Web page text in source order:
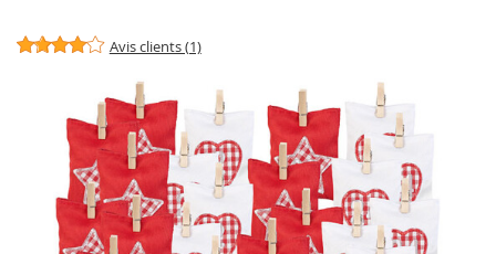
Avis clients (1)